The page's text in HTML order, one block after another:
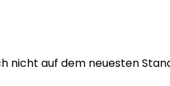
nicht auf dem neuesten